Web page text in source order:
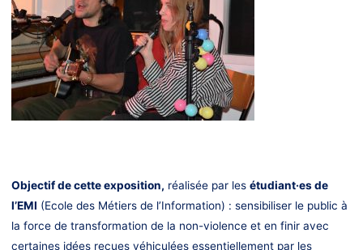
Objectif de cette exposition, réalisée par les étudiant·es de
l’EMI (Ecole des Métiers de l’Information) : sensibiliser le public à
la force de transformation de la non-violence et en finir avec
certaines idées reçues véhiculées essentiellement par les